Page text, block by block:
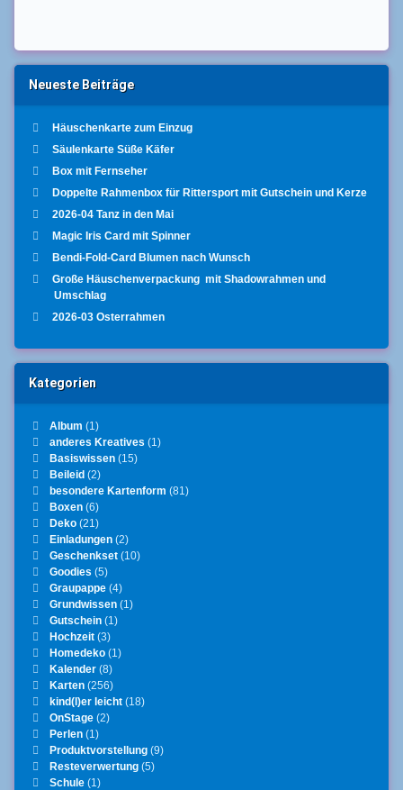
Neueste Beiträge
Häuschenkarte zum Einzug
Säulenkarte Süße Käfer
Box mit Fernseher
Doppelte Rahmenbox für Rittersport mit Gutschein und Kerze
2026-04 Tanz in den Mai
Magic Iris Card mit Spinner
Bendi-Fold-Card Blumen nach Wunsch
Große Häuschenverpackung mit Shadowrahmen und
Umschlag
2026-03 Osterrahmen
Kategorien
Album (1)
anderes Kreatives (1)
Basiswissen(15)
Beileid(2)
besondere Kartenform (81)
Boxen(6)
Deko(21)
Einladungen(2)
Geschenkset(10)
Goodies (5)
Graupappe(4)
Grundwissen(1)
Gutschein(1)
Hochzeit(3)
Homedeko(1)
Kalender(8)
Karten(256)
kind(l)er leicht(18)
OnStage(2)
Perlen(1)
Produktvorstellung(9)
Resteverwertung(5)
Schule(1)